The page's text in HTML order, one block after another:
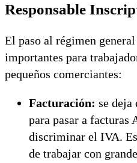
Responsable
El paso al régimen
importantes para
pequeños comerciantes:
Facturación: se
para pasar a facturas
discriminar el IVA.
de trabajar con